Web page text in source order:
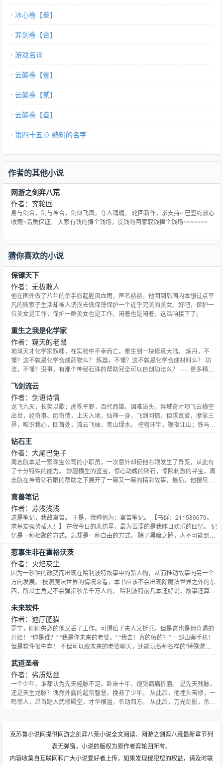
冰心卷【叁】
弈剑卷【合】
游戏名词
云麓卷【壹】
云麓卷【贰】
云麓卷【叁】
第四十五章 熟知的名字
作者的其他小说
网游之剑弈八荒
作者：弈轮回
身与剑合，剑与神合，剑似飞凤，夺人魂魄。 轮回新作，求支持~ 已签约放心
收藏~品质保证。 大家有钱的捧个钱场，没钱的回家取钱捧个钱场~~~~~~~
猜你喜欢的小说
保镖天下
作者：无极散人
他在国外做了八年的杀手掀起腥风血雨，声名赫赫。他回到后国内本想过点平
凡的败家子生活却被人诱拐去做保镖保护一个近乎完美的美女。好吧，保护一
位美女是工作，保护一群美女也是工作。闲着也是闲着，这活咱接下了。
重生之我是化学家
作者：窥天的老鼠
地球天才化学家魏啸，在实验中不幸而亡。重生到一块修真大陆。 炼丹，不
懂？这不就是化学合成药物么？ 炼器，不懂？这不就是化学合成材料么？ 功
法，不懂？没事，有那个神秘石珠的帮助完全可以自创功法么？ ······ 更多精
飞剑流云
作者：剑语诗情
龙飞九天，长笑以歌；虎视平野，百代而雄。国难当头，异域奇才项飞云横空
出世，经奇事、历奇情，上天入地，仙神一身，飞剑问情，但求真爱，摩挲三
界，唯识我心，回首处，流云飞岫，青山绿水。 控辔环宇，鞭指江山；铁马金
域，唯我独尊。是道非道，入魔即魔，而狂而乱，而邪而真。欲念丛生，肉体
纵横，情耶？欲耶？魔耶？佛耶？举世攘攘，笑看众生，非无穷也
钻石王
作者：大尾巴兔子
周志航本是一家珠宝公司的小职员，一次意外却使他右眼发生了异变，从此有
了十分特殊的能力。 妙趣横生的鉴宝，惊心动魄的赌石，惊险刺激的寻宝，周
志航在神奇钻石眼的帮助之下展开了一幕又一幕的精彩故事，最后，他搜尽天
禽兽笔记
作者：苏浅浅浅
这是笔记，我故禽兽。 于是，我称他为：禽兽笔记。 【书群：211580679。
求基友强势插入！】 在我今日的悲伤里，最为苦涩的是我昨日欢乐的回忆。 记
忆是一种相聚的方式。忘却是一种自由的方式。 除了黑暗之路，人不可能到达
惹事生非在霍格沃茨
作者：火焰灰尘
因为一秒钟的改变而出现在哈利波特故事中的新人物，从而推动故事向另一个
方向发展。 按照魔法世界的情况来看，本书应该不会出现除魔法世界之外的东
西，所以主角是不会弹指秒杀千万人的。 哈利波特前几本还好说，故事还算明
感。
未来软件
作者：迪厅肥猫
罗宁，刚刚失恋的他又丢了工作。可谓赔了夫人又折兵。但是这也是他奇遇的
开始！ “你是谁？” “我是你未来的老婆。” “我去！真的假的？” 一部山寨手机！
但是软件很牛奔！ 不但可以跟未来的老婆聊天，还能玩各种各样的‘特殊游
武道圣者
作者：劣质烟丝
一个少年，谁都认为先天经脉不足，卧床十年，饱受病痛折磨。 是先天残脉，
还是天生龙脉？偶然外露的超常智慧，挽救了少年。 从此后，他埋头苦修，一
鸣惊人，昂首踏入武修殿堂，才华横溢，名动四方。 从此后，刀光剑影，杀戮
克苏鲁小说网提供网游之剑弈八荒小说全文阅读、网游之剑弈八荒最新章节列
表无弹窗，小说的版权为原作者弈轮回所有。
内容收集自互联网和广大小说爱好者上传，如果发现侵犯您的权益，请及时联